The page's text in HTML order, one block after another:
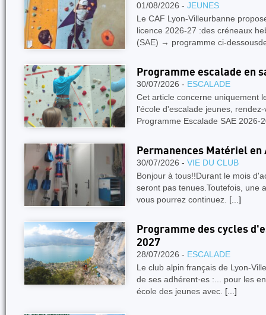
01/08/2026 - JEUNES
Le CAF Lyon-Villeurbanne
licence 2026-27 :des créneaux
(SAE) → programme ci-
Programme escalade en
30/07/2026 - ESCALADE
Cet article concerne uniquement
l'école d'escalade jeunes,
Programme Escalade SAE 2026-
Permanences Matériel en
30/07/2026 - VIE DU CLUB
Bonjour à tous!!Durant le mois
seront pas tenues.Toutefois, une
vous pourrez continuez. [...]
Programme des cycles
2027
28/07/2026 - ESCALADE
Le club alpin français de Lyon-
de ses adhérent·es :... pour les
école des jeunes avec. [...]